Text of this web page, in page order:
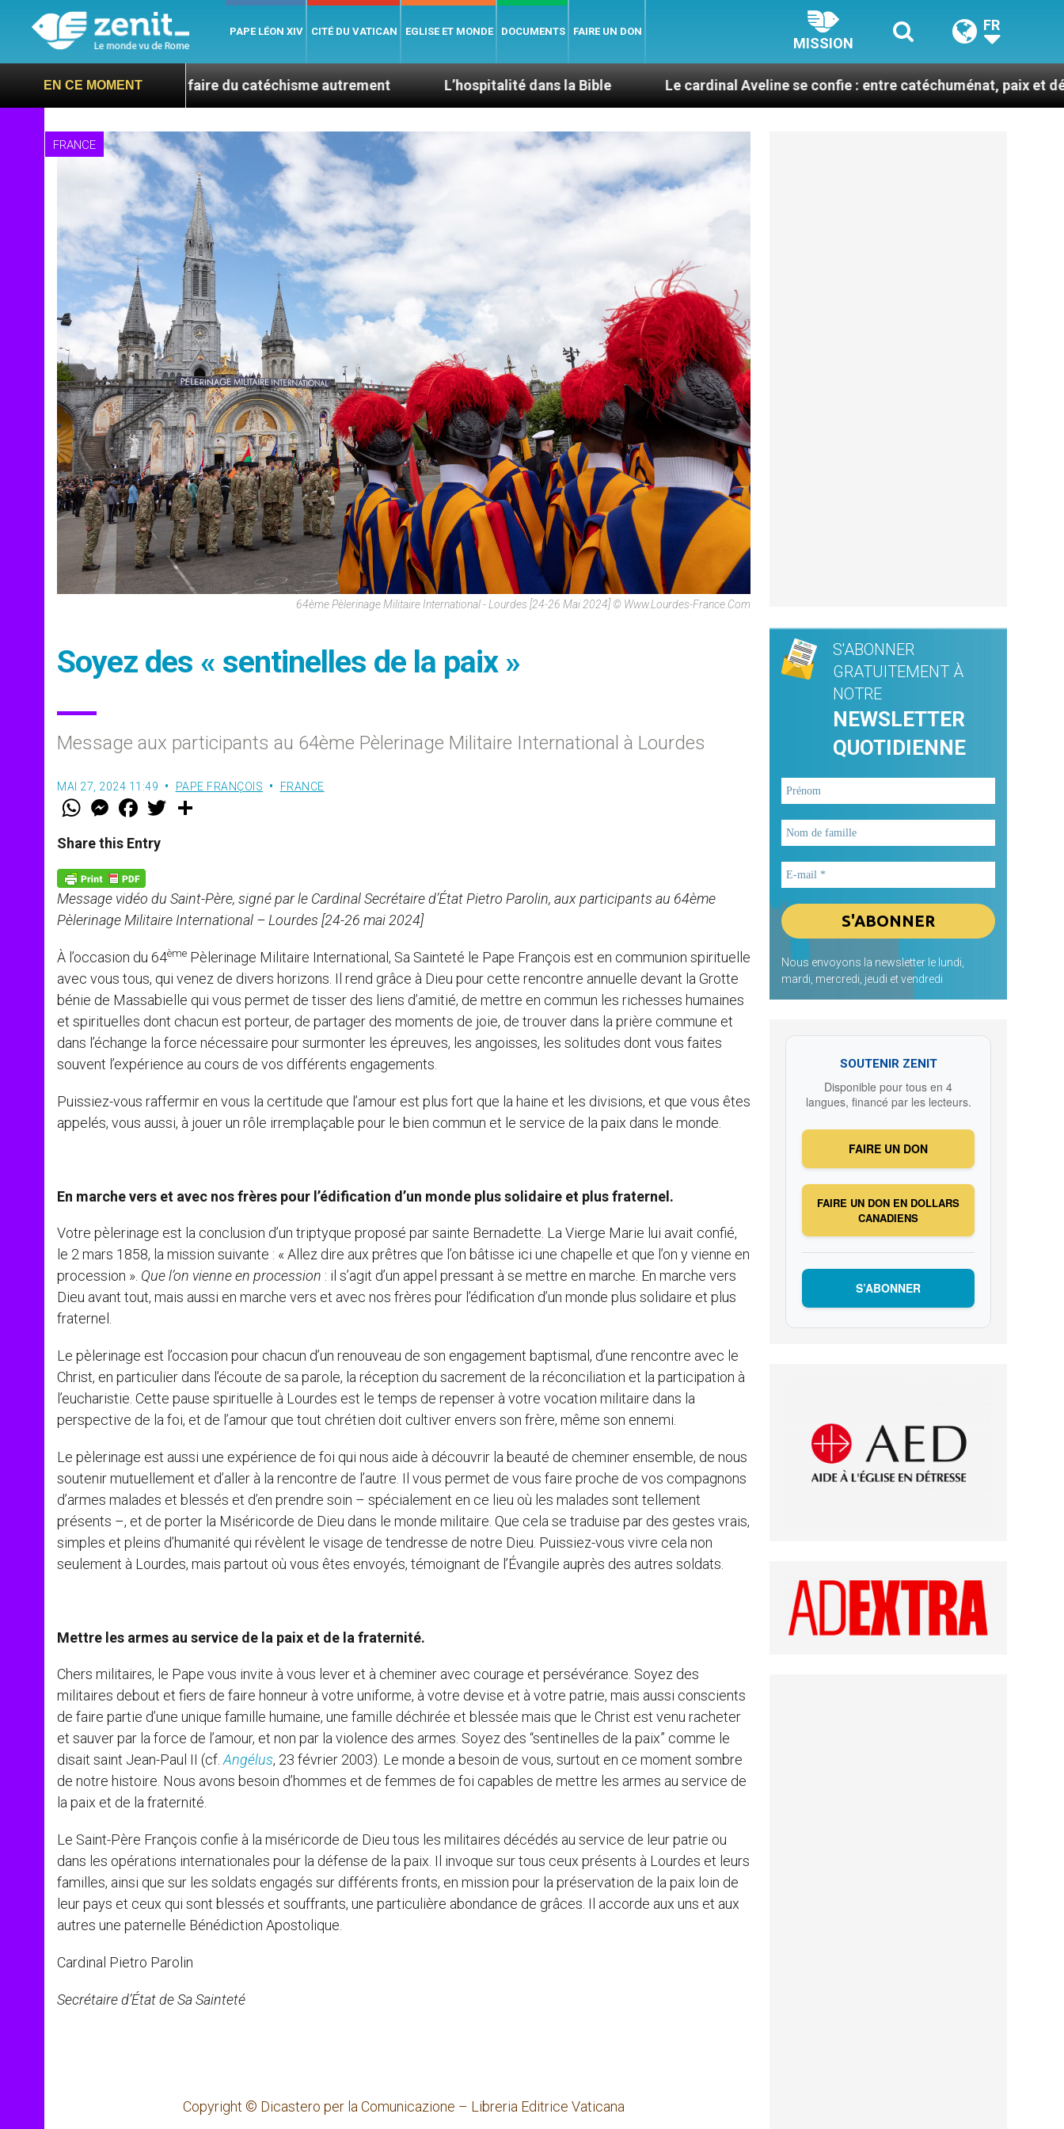
PAPE LÉON XIV CITÉ DU VATICAN EGLISE ET MONDE DOCUMENTS FAIRE UN DON
MISSION
FR
EN CE MOMENT
du Sud, faire du catéchisme autrement L’hospitalité dans la Bible Le cardinal Aveline se confie : entre catéchuménat, paix et défis migratoires
FRANCE
64ème Pèlerinage Militaire International - Lourdes [24-26 Mai 2024] © Www.lourdes-France.com
Soyez des « sentinelles de la paix »
Message aux participants au 64ème Pèlerinage Militaire International à Lourdes
MAI 27, 2024 11:49 PAPE FRANÇOIS FRANCE
W
t
s
p
p
M
e
s
e
g
e
r
F
a
e
b
k
w
Share this Entry
Message vidéo du Saint-Père, signé par le Cardinal Secrétaire d’État Pietro Parolin, aux participants au 64ème
Pèlerinage Militaire International – Lourdes [24-26 mai 2024]
À l’occasion du 64ème Pèlerinage Militaire International, Sa Sainteté le Pape François est en communion spirituelle
avec vous tous, qui venez de divers horizons. Il rend grâce à Dieu pour cette rencontre annuelle devant la Grotte
bénie de Massabielle qui vous permet de tisser des liens d’amitié, de mettre en commun les richesses humaines
et spirituelles dont chacun est porteur, de partager des moments de joie, de trouver dans la prière commune et
dans l’échange la force nécessaire pour surmonter les épreuves, les angoisses, les solitudes dont vous faites
souvent l’expérience au cours de vos différents engagements.
Puissiez-vous raffermir en vous la certitude que l’amour est plus fort que la haine et les divisions, et que vous êtes
appelés, vous aussi, à jouer un rôle irremplaçable pour le bien commun et le service de la paix dans le monde.
En marche vers et avec nos frères pour l’édification d’un monde plus solidaire et plus fraternel.
Votre pèlerinage est la conclusion d’un triptyque proposé par sainte Bernadette. La Vierge Marie lui avait confié,
le 2 mars 1858, la mission suivante : « Allez dire aux prêtres que l’on bâtisse ici une chapelle et que l’on y vienne en
procession ». Que l’on vienne en procession : il s’agit d’un appel pressant à se mettre en marche. En marche vers
Dieu avant tout, mais aussi en marche vers et avec nos frères pour l’édification d’un monde plus solidaire et plus
fraternel.
Le pèlerinage est l’occasion pour chacun d’un renouveau de son engagement baptismal, d’une rencontre avec le
Christ, en particulier dans l’écoute de sa parole, la réception du sacrement de la réconciliation et la participation à
l’eucharistie. Cette pause spirituelle à Lourdes est le temps de repenser à votre vocation militaire dans la
perspective de la foi, et de l’amour que tout chrétien doit cultiver envers son frère, même son ennemi.
Le pèlerinage est aussi une expérience de foi qui nous aide à découvrir la beauté de cheminer ensemble, de nous
soutenir mutuellement et d’aller à la rencontre de l’autre. Il vous permet de vous faire proche de vos compagnons
d’armes malades et blessés et d’en prendre soin – spécialement en ce lieu où les malades sont tellement
présents –, et de porter la Miséricorde de Dieu dans le monde militaire. Que cela se traduise par des gestes vrais,
simples et pleins d’humanité qui révèlent le visage de tendresse de notre Dieu. Puissiez-vous vivre cela non
seulement à Lourdes, mais partout où vous êtes envoyés, témoignant de l’Évangile auprès des autres soldats.
Mettre les armes au service de la paix et de la fraternité.
Chers militaires, le Pape vous invite à vous lever et à cheminer avec courage et persévérance. Soyez des
militaires debout et fiers de faire honneur à votre uniforme, à votre devise et à votre patrie, mais aussi conscients
de faire partie d’une unique famille humaine, une famille déchirée et blessée mais que le Christ est venu racheter
et sauver par la force de l’amour, et non par la violence des armes. Soyez des “sentinelles de la paix” comme le
disait saint Jean-Paul II (cf. Angélus, 23 février 2003). Le monde a besoin de vous, surtout en ce moment sombre
de notre histoire. Nous avons besoin d’hommes et de femmes de foi capables de mettre les armes au service de
la paix et de la fraternité.
Le Saint-Père François confie à la miséricorde de Dieu tous les militaires décédés au service de leur patrie ou
dans les opérations internationales pour la défense de la paix. Il invoque sur tous ceux présents à Lourdes et leurs
familles, ainsi que sur les soldats engagés sur différents fronts, en mission pour la préservation de la paix loin de
leur pays et ceux qui sont blessés et souffrants, une particulière abondance de grâces. Il accorde aux uns et aux
autres une paternelle Bénédiction Apostolique.
Cardinal Pietro Parolin
Secrétaire d’État de Sa Sainteté
Copyright © Dicastero per la Comunicazione – Libreria Editrice Vaticana
S'ABONNER
GRATUITEMENT À
NOTRE
NEWSLETTER
QUOTIDIENNE
Nous envoyons la newsletter le lundi,
mardi, mercredi, jeudi et vendredi
SOUTENIR ZENIT
Disponible pour tous en 4
langues, financé par les lecteurs.
FAIRE UN DON
FAIRE UN DON EN DOLLARS
CANADIENS
S’ABONNER